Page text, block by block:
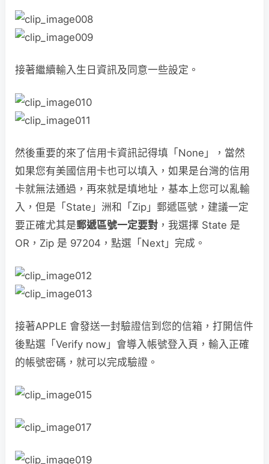
接著繼續輸入生日資訊及同意一些設定。
然後重要的來了信用卡資訊記得填「None」，當然
如果您有美國信用卡也可以填入，如果是台灣的信用
卡就無法通過，再來就是填地址，基本上您可以亂輸
入，但是「State」洲和「Zip」郵遞區號，建議一定
要正確尤其是郵遞區號一定要對 ，我選擇 State 是
OR，Zip 是 97204，點選「Next」完成。
接著APPLE 會發送一封驗證信到您的信箱，打開信件
後點選「Verify now」會導入帳號登入頁，輸入正確
的帳號密碼，就可以完成驗證。